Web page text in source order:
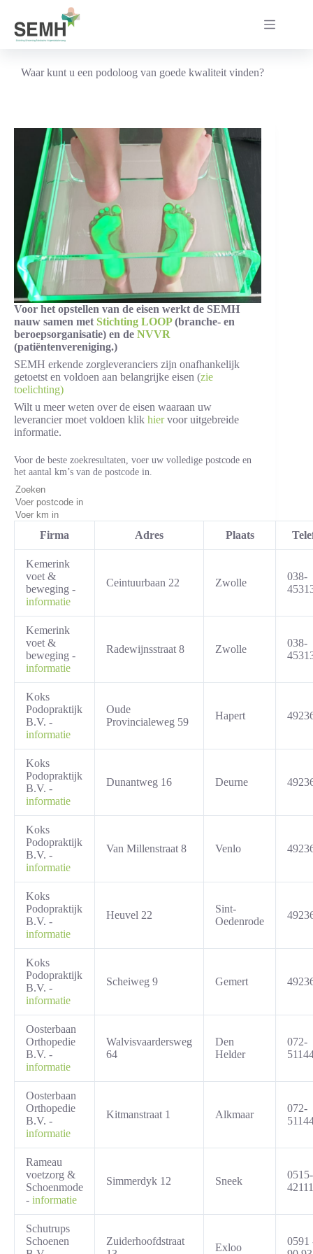
inhoud
Waar kunt u een podoloog van goede kwaliteit vinden?
Voor het opstellen van de eisen werkt de SEMH
nauw samen met Stichting LOOP(branche- en
beroepsorganisatie) en de NVVR
(patiëntenvereniging.)
SEMH erkende zorgleveranciers zijn onafhankelijk
getoetst en voldoen aan belangrijke eisen (zie
toelichting)
Wilt u meer weten over de eisen waaraan uw
leverancier moet voldoen klik hiervoor uitgebreide
informatie.
Voor de beste zoekresultaten, voer uw volledige postcode en
het aantal km’s van de postcode in.
Firma Adres Plaats
Kemerink
voet &
beweging -
informatie
Ceintuurbaan 22 Zwolle
038-
Kemerink
voet &
beweging -
informatie
Radewijnsstraat 8 Zwolle
038-
Koks
Podopraktijk
B.V. -
informatie
Oude
Provincialeweg 59
Hapert
Koks
Podopraktijk
B.V. -
informatie
Dunantweg 16 Deurne
Koks
Podopraktijk
B.V. -
informatie
Van Millenstraat 8 Venlo
Koks
Podopraktijk
B.V. -
informatie
Heuvel 22
Sint-
Oedenrode
Koks
Podopraktijk
B.V. -
informatie
Scheiweg 9 Gemert
Oosterbaan
Orthopedie
B.V. -
informatie
Walvisvaardersweg
64
Den
Helder
072-
Oosterbaan
Orthopedie
B.V. -
informatie
Kitmanstraat 1 Alkmaar
072-
Rameau
voetzorg &
Schoenmode
- informatie
Simmerdyk 12 Sneek
0515-
Schutrups
Schoenen
Zuiderhoofdstraat
Exloo
0591